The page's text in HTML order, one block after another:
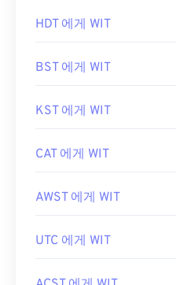
HDT 에게 WIT
BST 에게 WIT
KST 에게 WIT
CAT 에게 WIT
AWST 에게 WIT
UTC 에게 WIT